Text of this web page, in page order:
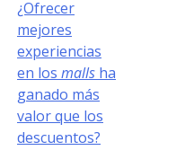
¿Ofrecer
mejores
experiencias
en los malls ha
ganado más
valor que los
descuentos?